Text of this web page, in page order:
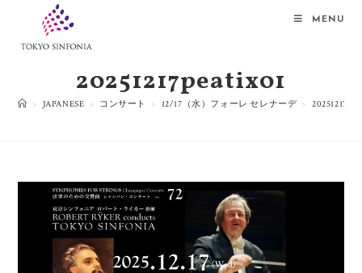
MENU
20251217peatix01
> JAPANESE > コンサート > 12/17（水）フォーレ セレナーデ >